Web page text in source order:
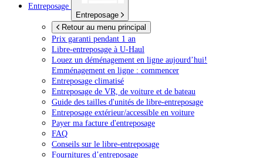
Entreposage
Entreposage
Retour au menu principal
Prix garanti pendant 1 an
Libre-entreposage à U-Haul
Louez un déménagement en ligne aujourd’hui!
Emménagement en ligne : commencer
Entreposage climatisé
Entreposage de VR, de voiture et de bateau
Guide des tailles d'unités de libre-entreposage
Entreposage extérieur/accessible en voiture
Payer ma facture d'entreposage
FAQ
Conseils sur le libre-entreposage
Fournitures d’entreposage